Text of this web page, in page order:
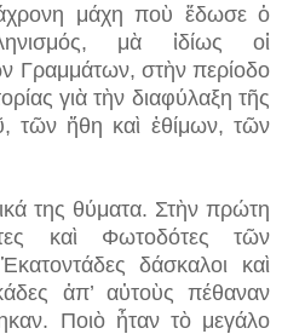
μάχη ποὺ ἔδωσε ὁ
μὰ ἰδίως οἱ
Γραμμάτων, στὴν περίοδο
γιὰ τὴν διαφύλαξη τῆς
τῶν ἤθη καὶ ἐθίμων, τῶν
της θύματα. Στὴν πρώτη
καὶ Φωτοδότες τῶν
δάσκαλοι καὶ
ἀπ’ αὐτοὺς πέθαναν
Ποιὸ ἦταν τὸ μεγάλο